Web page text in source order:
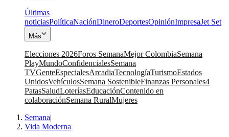
Últimas
noticiasPolíticaNaciónDineroDeportesOpiniónImpresaJet Set
Más
Elecciones 2026Foros SemanaMejor ColombiaSemana
PlayMundoConfidencialesSemana
TVGenteEspecialesArcadiaTecnologíaTurismoEstados
UnidosVehículosSemana SostenibleFinanzas Personales4
PatasSaludLoteríasEducaciónContenido en
colaboraciónSemana RuralMujeres
Semana|
Vida Moderna